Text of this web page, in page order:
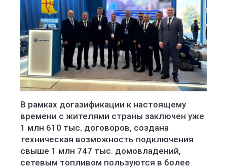
В рамках догазификации к настоящему
времени с жителями страны заключен уже
1 млн 610 тыс. договоров, создана
техническая возможность подключения
свыше 1 млн 747 тыс. домовладений,
сетевым топливом пользуются в более